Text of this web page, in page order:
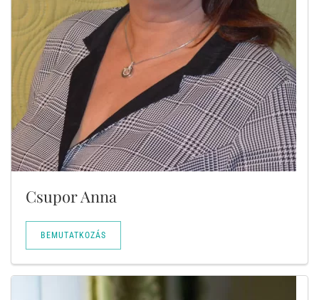
Csupor Anna
BEMUTATKOZÁS